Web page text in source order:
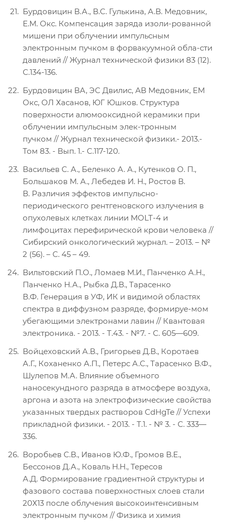
Бурдовицин В.А., В.С. Гулькина, А.В. Медовник,
Е.М. Окс. Компенсация заряда изоли-рованной
мишени при облучении импульсным
электронным пучком в форвакуумной обла-сти
давлений // Журнал технической физики 83 (12).
С.134-136.
Бурдовицин ВА, ЭС Двилис, АВ Медовник, ЕМ
Окс, ОЛ Хасанов, ЮГ Юшков. Структура
поверхности алюмооксидной керамики при
облучении импульсным элек-тронным
пучком // Журнал технической физики.- 2013.-
Том 83. - Вып. 1.- С.117-120.
Васильев С. А., Беленко А. А., Кутенков О. П.,
Большаков М. А., Лебедев И. Н., Ростов В.
В. Различия эффектов импульсно-
периодического рентгеновского излучения в
опухолевых клетках линии MOLT-4 и
лимфоцитах перефирической крови человека //
Сибирский онкологический журнал. – 2013. – №
2 (56). – С. 45 – 49.
Вильтовский П.О., Ломаев М.И., Панченко А.Н.,
Панченко Н.А., Рыбка Д.В., Тарасенко
В.Ф. Генерация в УФ, ИК и видимой областях
спектра в диффузном разряде, формируе-мом
убегающими электронами лавин // Квантовая
электроника. - 2013. - Т.43. - №7. - С. 605—609.
Войцеховский А.В., Григорьев Д.В., Коротаев
А.Г., Коханенко А.П., Петерс А.С., Тарасенко В.Ф.,
Шулепов М.А. Влияние объемного
наносекундного разряда в атмосфере воздуха,
аргона и азота на электрофизические свойства
указанных твердых растворов CdHgTe // Успехи
прикладной физики. - 2013. - Т.1. - № 3. - С. 333—
336.
Воробьев С.В., Иванов Ю.Ф., Громов В.Е.,
Бессонов Д.А., Коваль Н.Н., Тересов
А.Д. Формирование градиентной структуры и
фазового состава поверхностных слоев стали
20Х13 после облучения высокоинтенсивным
электронным пучком // Физика и химия